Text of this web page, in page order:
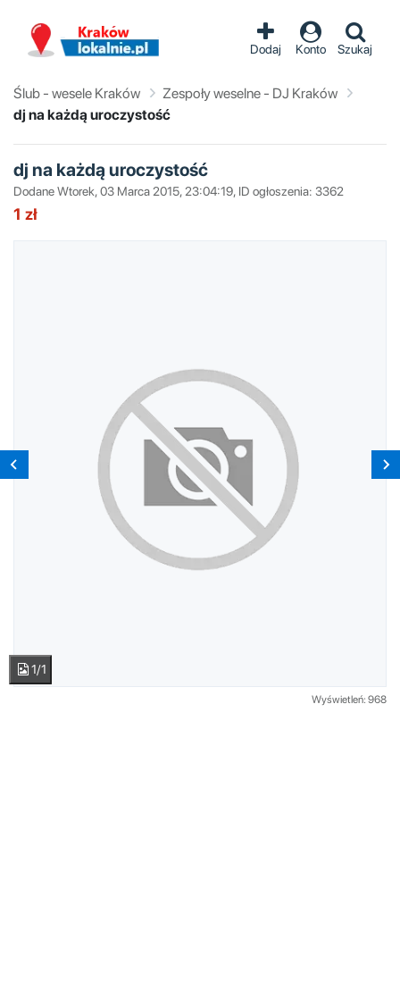
Dodaj Konto Szukaj
Ślub - wesele Kraków
Zespoły weselne - DJ Kraków
dj na każdą uroczystość
dj na każdą uroczystość
Dodane Wtorek, 03 Marca 2015, 23:04:19, ID ogłoszenia: 3362
1 zł
1/1
Wyświetleń: 968